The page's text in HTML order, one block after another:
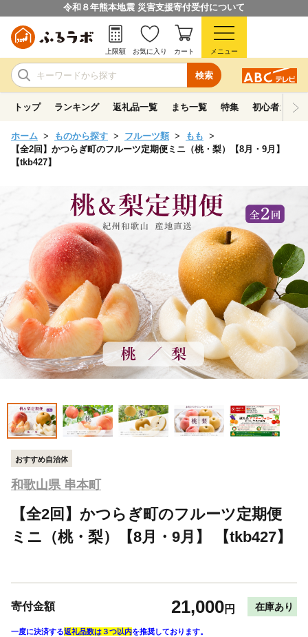
令和８年熊本地震 災害支援寄付受付について
検索
上限額 お気に入り カート メニュー
トップ ランキング 返礼品一覧 まち一覧 特集 初心者ガイド
ホーム ものから探す フルーツ類
もも
【全2回】かつらぎ町のフルーツ定期便ミニ（桃・梨）【8月・9月】
【tkb427】
おすすめ自治体
和歌山県 串本町
【全2回】かつらぎ町のフルーツ定期便
ミニ（桃・梨）【8月・9月】 【tkb427】
寄付金額 21,000円 在庫あり
一度に決済する返礼品数は３つ以内を推奨しております。